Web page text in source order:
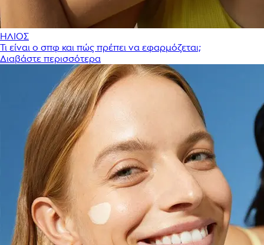
ΗΛΙΟΣ
Τι είναι ο σπφ και πώς πρέπει να εφαρμόζεται;
Διαβάστε περισσότερα